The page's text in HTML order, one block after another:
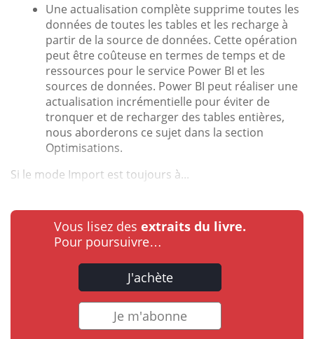
Une actualisation complète supprime toutes les
données de toutes les tables et les recharge à
partir de la source de données. Cette opération
peut être coûteuse en termes de temps et de
ressources pour le service Power BI et les
sources de données. Power BI peut réaliser une
actualisation incrémentielle pour éviter de
tronquer et de recharger des tables entières,
nous aborderons ce sujet dans la section
Optimisations.
Si le mode Import est toujours à...
Vous lisez des extraits du livre.
Pour poursuivre…
J'achète
Je m'abonne